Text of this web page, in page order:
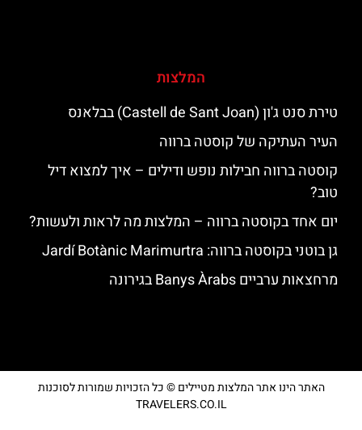
המלצות
טירת סנט ג'ון (Castell de Sant Joan) בבלאנס
העיר העתיקה של קוסטה ברווה
קוסטה ברווה חבילות נופש ודילים – איך למצוא דיל
טוב?
יום אחד בקוסטה ברווה – המלצות מה לראות ולעשות?
גן בוטני בקוסטה ברווה: ‪‪Jardí Botànic Marimurtra‬‬
מרחצאות ערביים Banys Àrabs בגירונה
האתר הינו אתר המלצות מטיילים © כל הזכויות שמורות לסוכנות
TRAVELERS.CO.IL